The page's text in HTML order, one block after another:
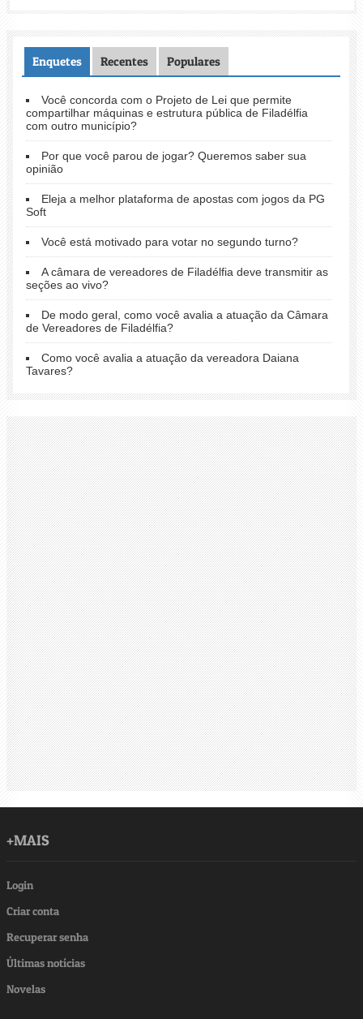
Enquetes Recentes Populares
Você concorda com o Projeto de Lei que permite
compartilhar máquinas e estrutura pública de Filadélfia
com outro município?
Por que você parou de jogar? Queremos saber sua
opinião
Eleja a melhor plataforma de apostas com jogos da PG
Soft
Você está motivado para votar no segundo turno?
A câmara de vereadores de Filadélfia deve transmitir as
seções ao vivo?
De modo geral, como você avalia a atuação da Câmara
de Vereadores de Filadélfia?
Como você avalia a atuação da vereadora Daiana
Tavares?
+MAIS
Login
Criar conta
Recuperar senha
Últimas notícias
Novelas